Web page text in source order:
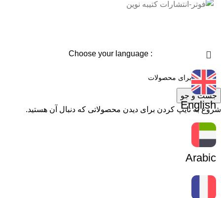
جست و جو
شروع به تایپ کردن برای دیدن محصولاتی که دنبال آن هستید.
: Choose your language
English
Arabic